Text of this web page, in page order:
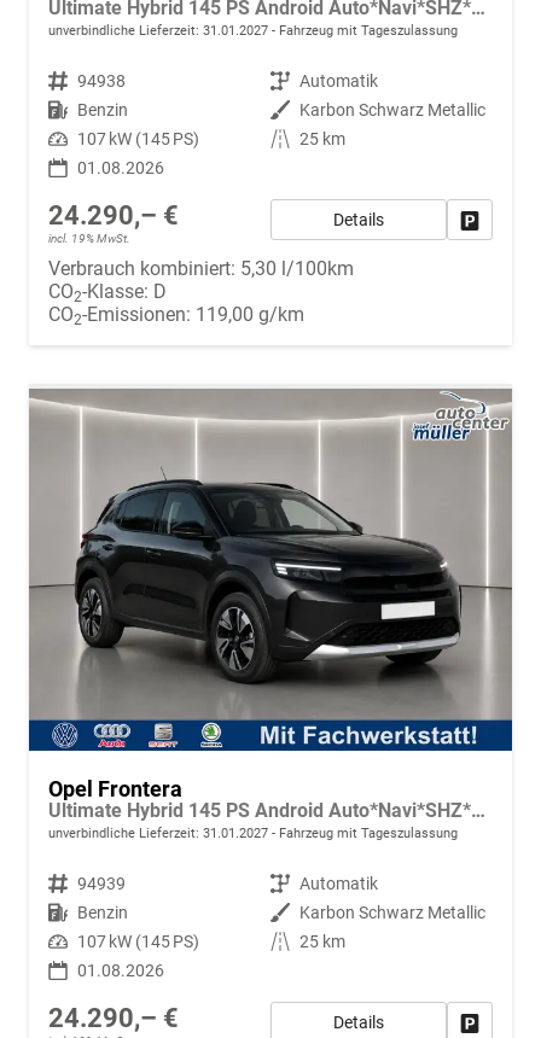
Ultimate Hybrid 145 PS Android Auto*Navi*SHZ*Tech Paket GS*Kamera*Klimaauto
unverbindliche Lieferzeit: 31.01.2027 Fahrzeug mit Tageszulassung
Fahrzeugnr. 94938 Getriebe Automatik
Kraftstoff Benzin Außenfarbe Karbon Schwarz Metallic
Leistung 107 kW (145 PS) Kilometerstand 25 km
01.08.2026
24.290,– €
incl. 19% MwSt.
Details
Verbrauch kombiniert: 5,30 l/100km
CO2-Klasse: D
CO2-Emissionen: 119,00 g/km
Opel Frontera
Ultimate Hybrid 145 PS Android Auto*Navi*SHZ*Tech Paket GS*Kamera*Klimaauto
unverbindliche Lieferzeit: 31.01.2027 Fahrzeug mit Tageszulassung
Fahrzeugnr. 94939 Getriebe Automatik
Kraftstoff Benzin Außenfarbe Karbon Schwarz Metallic
Leistung 107 kW (145 PS) Kilometerstand 25 km
01.08.2026
24.290,– € Details